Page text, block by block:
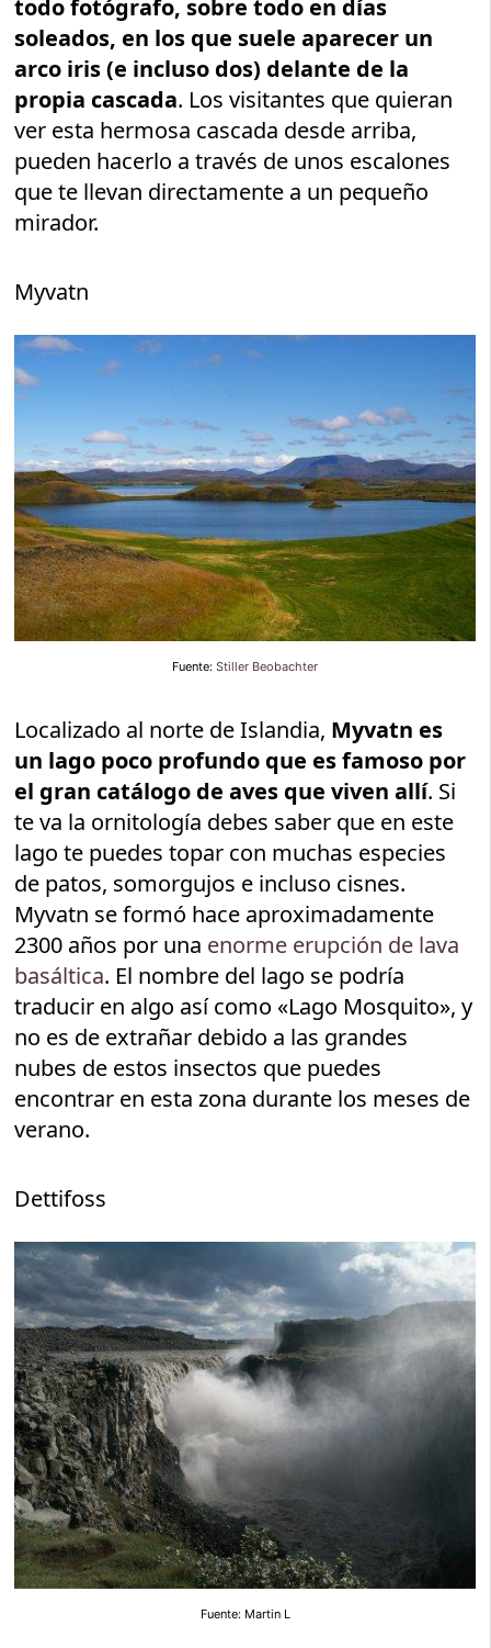
todo fotógrafo, sobre todo en días
soleados, en los que suele aparecer un
arco iris (e incluso dos) delante de la
propia cascada. Los visitantes que quieran
ver esta hermosa cascada desde arriba,
pueden hacerlo a través de unos escalones
que te llevan directamente a un pequeño
mirador.
Myvatn
Fuente: Stiller Beobachter
Localizado al norte de Islandia, Myvatn es
un lago poco profundo que es famoso por
el gran catálogo de aves que viven allí. Si
te va la ornitología debes saber que en este
lago te puedes topar con muchas especies
de patos, somorgujos e incluso cisnes.
Myvatn se formó hace aproximadamente
2300 años por una enorme erupción de lava
basáltica. El nombre del lago se podría
traducir en algo así como «Lago Mosquito», y
no es de extrañar debido a las grandes
nubes de estos insectos que puedes
encontrar en esta zona durante los meses de
verano.
Dettifoss
Fuente: Martin L